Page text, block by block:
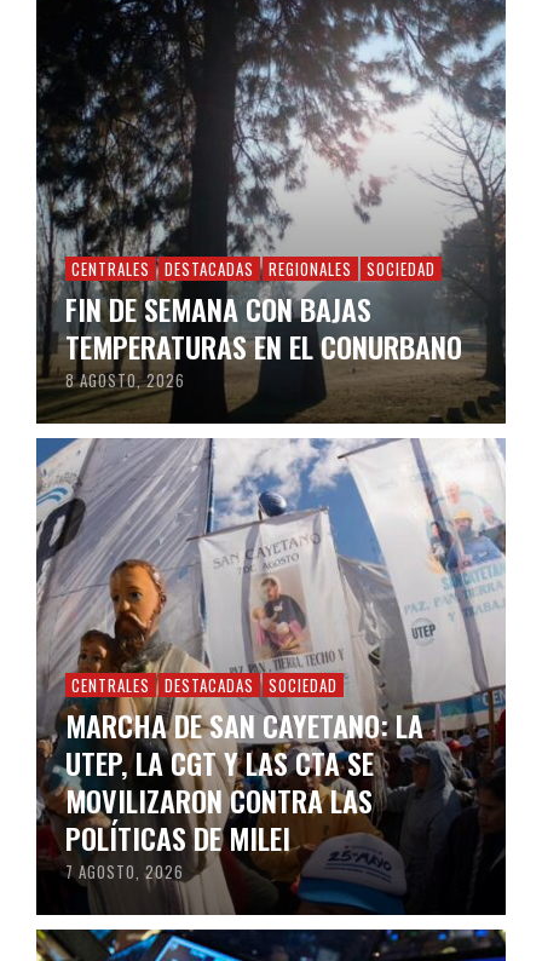
CENTRALES DESTACADAS REGIONALES SOCIEDAD
FIN DE SEMANA CON BAJAS
TEMPERATURAS EN EL CONURBANO
8 AGOSTO, 2026
CENTRALES DESTACADAS SOCIEDAD
MARCHA DE SAN CAYETANO: LA
UTEP, LA CGT Y LAS CTA SE
MOVILIZARON CONTRA LAS
POLÍTICAS DE MILEI
7 AGOSTO, 2026